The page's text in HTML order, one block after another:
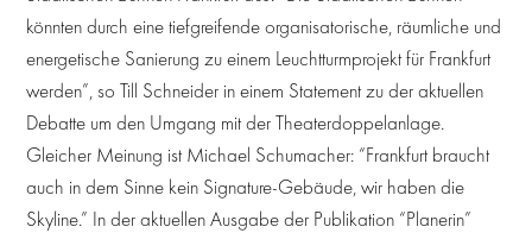
könnten durch eine tiefgreifende organisatorische, räumliche und
energetische Sanierung zu einem Leuchtturmprojekt für Frankfurt
werden”, so Till Schneider in einem Statement zu der aktuellen
Debatte um den Umgang mit der Theaterdoppelanlage.
Gleicher Meinung ist Michael Schumacher: “Frankfurt braucht
auch in dem Sinne kein Signature-Gebäude, wir haben die
Skyline.” In der aktuellen Ausgabe der Publikation “Planerin”